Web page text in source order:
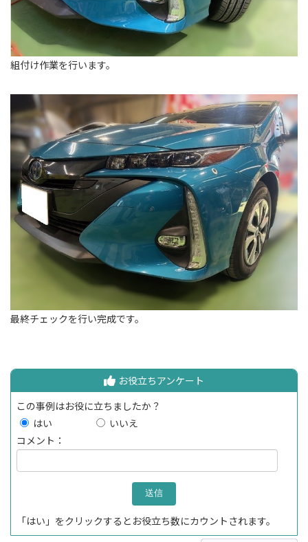
組付け作業を行います。
最終チェックを行い完成です。
お役立ちアンケート
この事例はお役に立ちましたか？
はい
いいえ
コメント：
「はい」をクリックするとお役立ち数にカウントされます。